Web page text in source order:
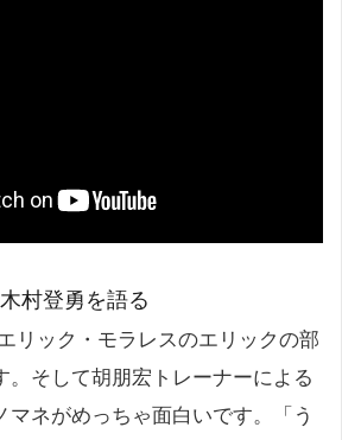
村登勇を語る
リック・モラレスのエリックの部
。そして胡朋宏トレーナーによる
マネがめっちゃ面白いです。「う